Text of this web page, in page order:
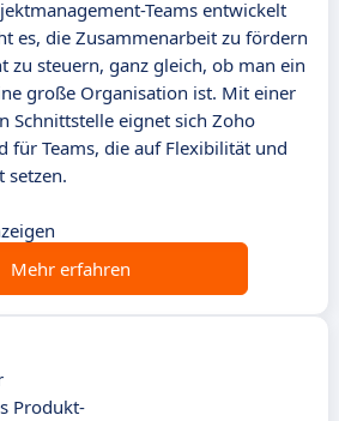
Teams entwickelt
es, die Zusammenarbeit zu fördern
zu steuern, ganz gleich, ob man ein
große Organisation ist. Mit einer
Schnittstelle eignet sich Zoho
für Teams, die auf Flexibilität und
setzen.
Mehr erfahren
Produkt-